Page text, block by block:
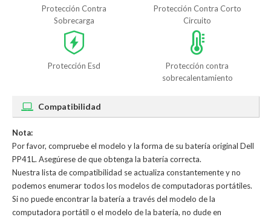
Protección Contra
Sobrecarga
Protección Contra Corto
Circuito
Protección Esd
Protección contra
sobrecalentamiento
Compatibilidad
Nota:
Por favor, compruebe el modelo y la forma de su batería original Dell
PP41L. Asegúrese de que obtenga la batería correcta.
Nuestra lista de compatibilidad se actualiza constantemente y no
podemos enumerar todos los modelos de computadoras portátiles.
Si no puede encontrar la batería a través del modelo de la
computadora portátil o el modelo de la batería, no dude en